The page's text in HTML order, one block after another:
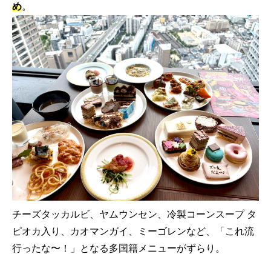
め。
チーズタッカルビ、ヤムウンセン、冷製コーンスープ タ
ピオカ入り、カオマンガイ、ミーゴレンなど、「これ流
行ったな〜！」となる多国籍メニューがずらり。